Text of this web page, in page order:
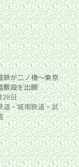
鉄が二ノ橋〜東京
敷設を出願
28日
道・城南鉄道・武